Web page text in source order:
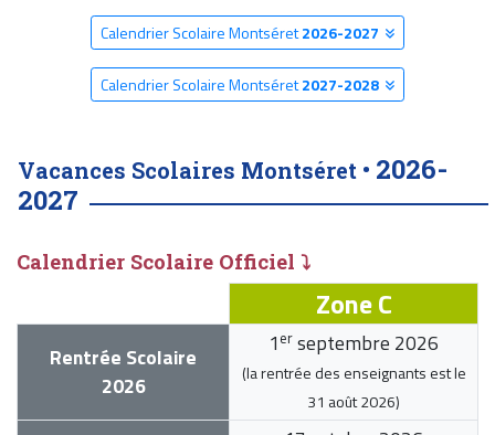
Calendrier Scolaire Montséret2026-2027
Calendrier Scolaire Montséret2027-2028
Vacances Scolaires Montséret • 2026-
2027
Calendrier Scolaire Officiel ⤵
Zone C
Rentrée Scolaire
2026
1 er septembre 2026
(la rentrée des enseignants est le
31 août 2026)